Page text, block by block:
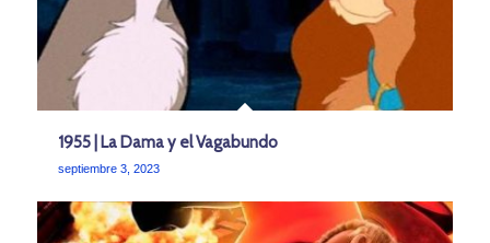
1955 | La Dama y el Vagabundo
septiembre 3, 2023